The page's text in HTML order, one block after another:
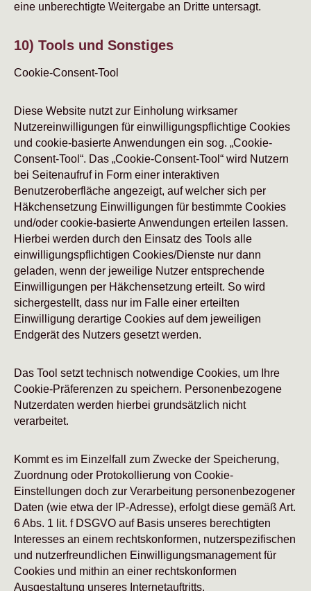
eine unberechtigte Weitergabe an Dritte untersagt.
10) Tools und Sonstiges
Cookie-Consent-Tool
Diese Website nutzt zur Einholung wirksamer
Nutzereinwilligungen für einwilligungspflichtige Cookies
und cookie-basierte Anwendungen ein sog. „Cookie-
Consent-Tool“. Das „Cookie-Consent-Tool“ wird Nutzern
bei Seitenaufruf in Form einer interaktiven
Benutzeroberfläche angezeigt, auf welcher sich per
Häkchensetzung Einwilligungen für bestimmte Cookies
und/oder cookie-basierte Anwendungen erteilen lassen.
Hierbei werden durch den Einsatz des Tools alle
einwilligungspflichtigen Cookies/Dienste nur dann
geladen, wenn der jeweilige Nutzer entsprechende
Einwilligungen per Häkchensetzung erteilt. So wird
sichergestellt, dass nur im Falle einer erteilten
Einwilligung derartige Cookies auf dem jeweiligen
Endgerät des Nutzers gesetzt werden.
Das Tool setzt technisch notwendige Cookies, um Ihre
Cookie-Präferenzen zu speichern. Personenbezogene
Nutzerdaten werden hierbei grundsätzlich nicht
verarbeitet.
Kommt es im Einzelfall zum Zwecke der Speicherung,
Zuordnung oder Protokollierung von Cookie-
Einstellungen doch zur Verarbeitung personenbezogener
Daten (wie etwa der IP-Adresse), erfolgt diese gemäß Art.
6 Abs. 1 lit. f DSGVO auf Basis unseres berechtigten
Interesses an einem rechtskonformen, nutzerspezifischen
und nutzerfreundlichen Einwilligungsmanagement für
Cookies und mithin an einer rechtskonformen
Ausgestaltung unseres Internetauftritts.